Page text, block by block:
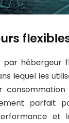
hébergeur
lequel les
consommation
parfait
et